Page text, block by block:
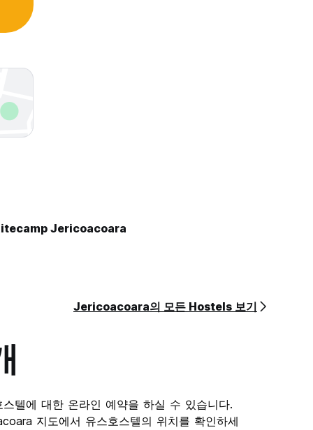
Jericoacoara
Jericoacoara의 모든 Hostels 보기
텔에 대한 온라인 예약을 하실 수 있습니다.
지도에서 유스호스텔의 위치를 확인하세